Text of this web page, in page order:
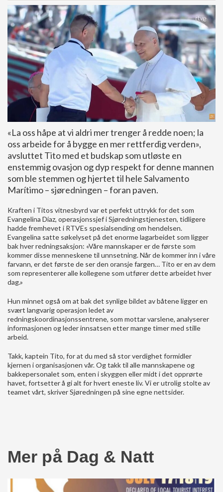
«La oss håpe at vi aldri mer trenger å redde noen; la
oss arbeide for å bygge en mer rettferdig verden»,
avsluttet Tito med et budskap som utløste en
enstemmig ovasjon og dyp respekt for denne mannen
som ble stemmen og hjertet til hele Salvamento
Marítimo – sjøredningen – foran paven.
Kraften i Titos vitnesbyrd var et perfekt uttrykk for det som
Evangelina Díaz, operasjonssjef i Sjøredningstjenesten, tidligere
hadde fremhevet i RTVEs spesialsending om hendelsen.
Evangelina satte søkelyset på det enorme lagarbeidet som ligger
bak hver redningsaksjon: «Våre mannskaper er de første som
kommer disse menneskene til unnsetning. Når de kommer inn i våre
farvann, er det første de ser den oransje fargen… Tito er en av dem
som representerer alle kollegene som utfører dette arbeidet hver
dag.»
Hun minnet også om at bak det synlige bildet av båtene ligger en
svært langvarig operasjon ledet av
redningskoordinasjonssentrene, som mottar varslene, analyserer
informasjonen og leder innsatsen etter mange timer med stille
arbeid.
Takk, kaptein Tito, for at du med så stor verdighet formidler
kjernen i organisasjonen vår. Og takk til alle mannskapene og
bakkepersonalet som, enten i skyggen eller midt i det opprørte
havet, fortsetter å gi alt for hvert eneste liv. Vi er utrolig stolte av
teamet vårt, skriver Sjøredningen på sine egne nettsider.
Mer på Dag & Natt